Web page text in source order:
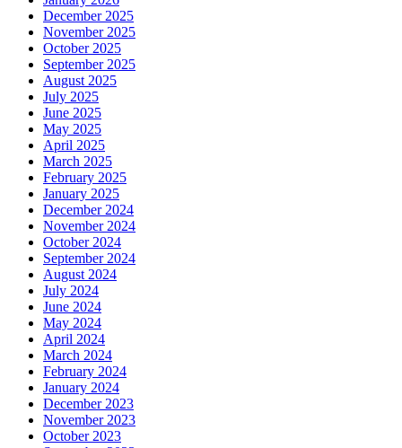
December 2025
November 2025
October 2025
September 2025
August 2025
July 2025
June 2025
May 2025
April 2025
March 2025
February 2025
January 2025
December 2024
November 2024
October 2024
September 2024
August 2024
July 2024
June 2024
May 2024
April 2024
March 2024
February 2024
January 2024
December 2023
November 2023
October 2023